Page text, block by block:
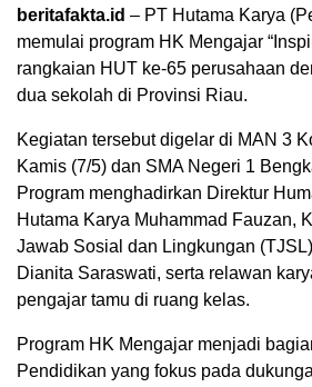
beritafakta.id – PT Hutama Karya
memulai program HK Mengajar
rangkaian HUT ke-65 perusahaan
dua sekolah di Provinsi Riau.
Kegiatan tersebut digelar di MAN 3
Kamis (7/5) dan SMA Negeri 1
Program menghadirkan Direktur
Hutama Karya Muhammad Fauzan,
Jawab Sosial dan Lingkungan
Dianita Saraswati, serta relawan
pengajar tamu di ruang kelas.
Program HK Mengajar menjadi
Pendidikan yang fokus pada